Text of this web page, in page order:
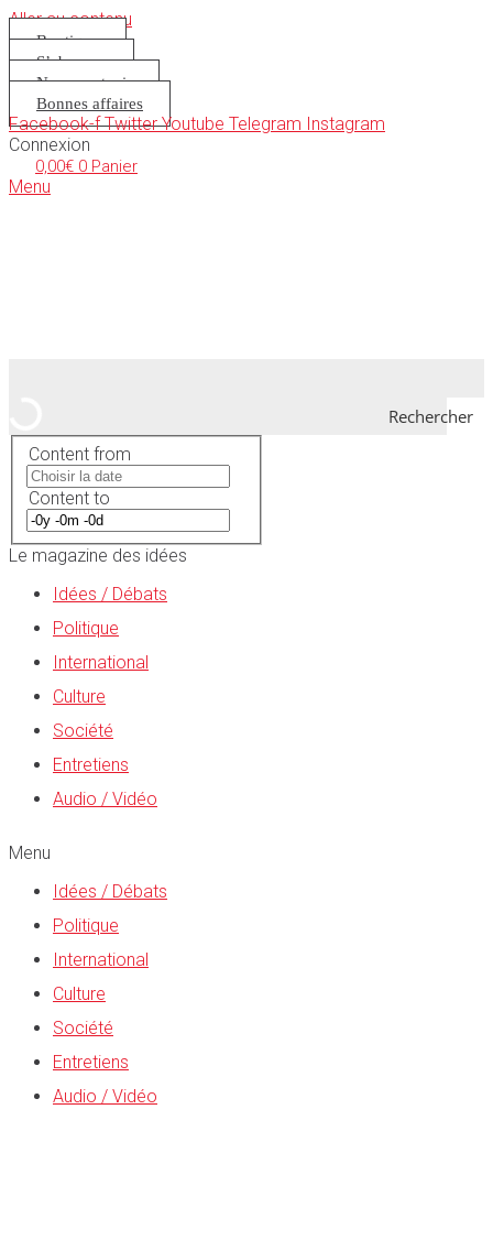
Aller au contenu
Boutique
S’abonner
Nous soutenir
Bonnes affaires
Facebook-f Twitter Youtube Telegram Instagram
Connexion
0,00€ 0 Panier
Menu
Rechercher
Content from
Content to
Le magazine des idées
Idées / Débats
Politique
International
Culture
Société
Entretiens
Audio / Vidéo
Menu
Idées / Débats
Politique
International
Culture
Société
Entretiens
Audio / Vidéo